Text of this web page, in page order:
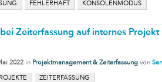
FEHLERHAFT KONSOLENMODUS
Zeiterfassung auf internes Projekt
2022 in Projektmanagement & Zeiterfassung von
ZEITERFASSUNG